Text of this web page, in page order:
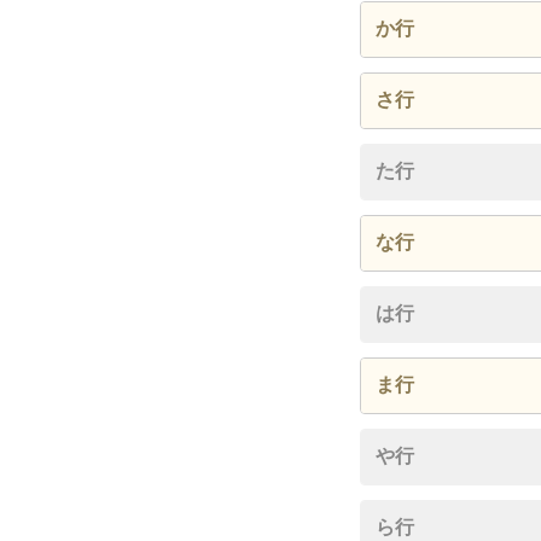
か行
さ行
た行
な行
は行
ま行
や行
ら行